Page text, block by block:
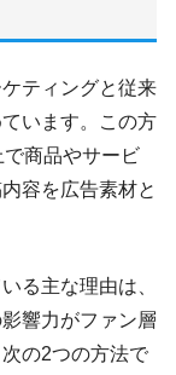
ティングと従来
います。この方
商品やサービ
容を広告素材と
る主な理由は、
響力がファン層
の2つの方法で